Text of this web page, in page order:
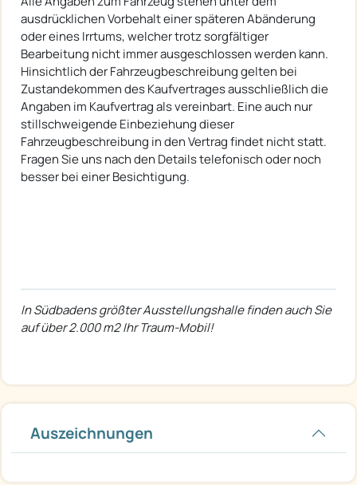
ausdrücklichen Vorbehalt einer späteren Abänderung
oder eines Irrtums, welcher trotz sorgfältiger
Bearbeitung nicht immer ausgeschlossen werden kann.
Hinsichtlich der Fahrzeugbeschreibung gelten bei
Zustandekommen des Kaufvertrages ausschließlich die
Angaben im Kaufvertrag als vereinbart. Eine auch nur
stillschweigende Einbeziehung dieser
Fahrzeugbeschreibung in den Vertrag findet nicht statt.
Fragen Sie uns nach den Details telefonisch oder noch
besser bei einer Besichtigung.
In Südbadens größter Ausstellungshalle finden auch Sie
auf über 2.000 m2 Ihr Traum-Mobil!
Auszeichnungen